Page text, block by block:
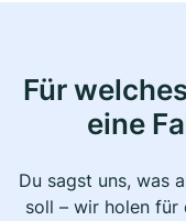
Für
eine
Du sagst uns, was
soll – wir holen